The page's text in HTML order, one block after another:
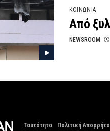
ΚΟΙΝΩΝΙΑ
Από
NEWSROOM
Ταυτότητα Πολιτική